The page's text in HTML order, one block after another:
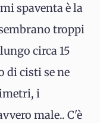
spaventa è la
troppi
circa 15
di cisti se ne
i
male.. C'è